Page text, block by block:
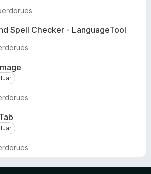
Spell Checker - LanguageTool